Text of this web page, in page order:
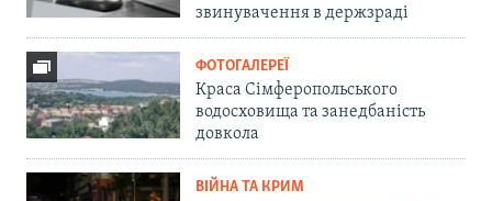
звинувачення в держзраді
ФОТОГАЛЕРЕЇ
Краса Сімферопольського
водосховища та занедбаність
довкола
ВІЙНА ТА КРИМ